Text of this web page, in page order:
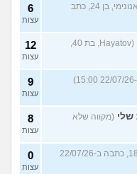
(אנונימי, בן 24, כתב
6
עצות
(Hayatov, בת 40,
12
עצות
9
עצות
(מקווה שלא
8
עצות
(אנונימי, בת 18, כתבה ב-22/07/26
0
עצות